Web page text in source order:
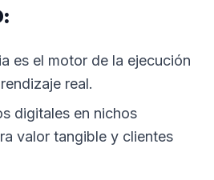
es el motor de la ejecución
real.
digitales en nichos
valor tangible y clientes